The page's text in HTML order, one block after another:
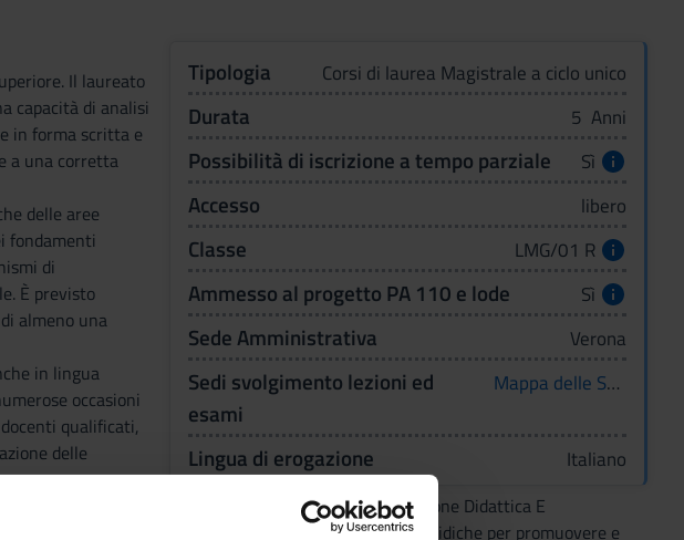
Tipologia Corsi di laurea Magistrale a ciclo unico
Durata 5 Anni
Possibilità di iscrizione a tempo parziale Sì
Accesso libero
Classe LMG/01 R
Ammesso al progetto PA 110 e lode Sì
Sede Amministrativa Verona
Sedi svolgimento lezioni ed
esami
Mappa delle Sedi
Lingua di erogazione Italiano
Il laureato
capacità di analisi
in forma scritta e
a una corretta
delle aree
fondamenti
di
È previsto
almeno una
in lingua
occasioni
qualificati,
delle
Laboratorio di Didattica Innovativa - IDEA (Innovazione Didattica E
2018-2022 del Dipartimento di Scienze Giuridiche per promuovere e